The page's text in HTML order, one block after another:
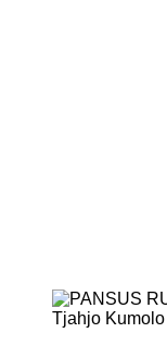
Tjahjo Kumolo